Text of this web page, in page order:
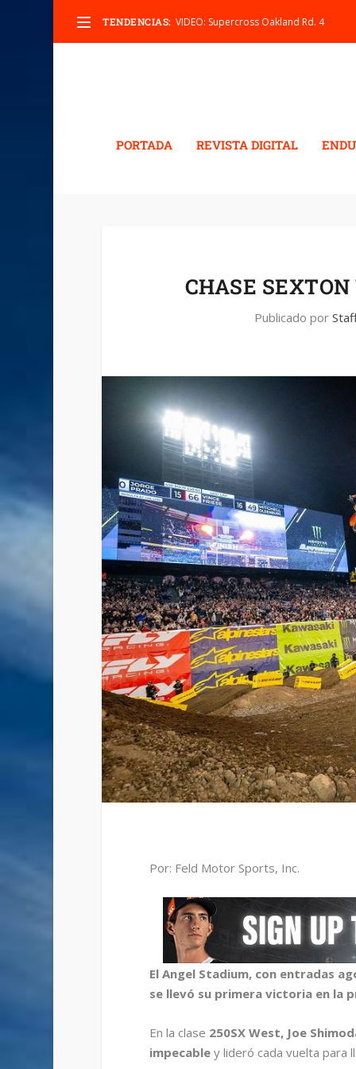
TENDENCIAS: VIDEO: Supercross Oakland Rd. 4
PORTADA REVISTA DIGITAL
CHASE
Publicado por
Por: Feld Motor Sports, Inc.
El Angel Stadium, con entradas
se llevó su primera victoria en la
En la clase 250SX West, Joe
impecabley lideró cada vuelta para